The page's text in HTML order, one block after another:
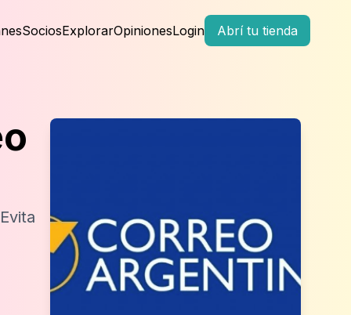
SociosExplorarOpinionesLogin Abrí tu tienda